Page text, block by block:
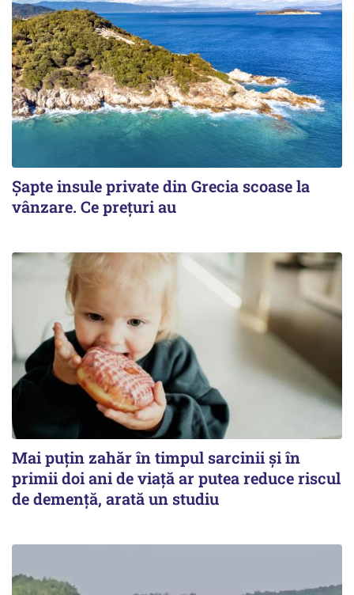
Șapte insule private din Grecia scoase la
vânzare. Ce prețuri au
Mai puțin zahăr în timpul sarcinii și în
primii doi ani de viață ar putea reduce riscul
de demență, arată un studiu